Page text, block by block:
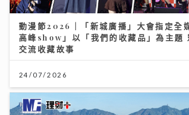
動漫節2026｜「新城廣播」大會指定全
高峰show」以「我們的收藏品」為主題
交流收藏故事
24/07/2026